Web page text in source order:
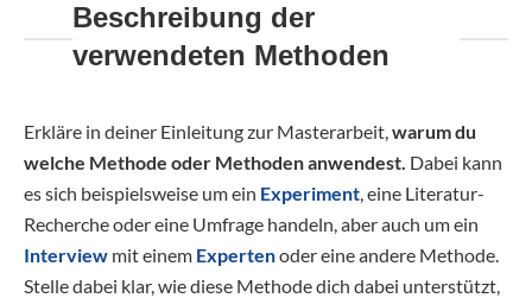
Beschreibung der
verwendeten Methoden
Erkläre in deiner Einleitung zur Masterarbeit,warumdu
welche Methode oder Methoden anwendest. Dabei kann
es sich beispielsweise um ein Experiment, eine Literatur-
Recherche oder eine Umfrage handeln, aber auch um ein
Interview mit einem Expertenoder eine andere Methode.
Stelle dabei klar, wie diese Methode dich dabei unterstützt,